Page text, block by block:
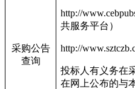
采购公告
查询
http://
共服务平台）
http://
投标人有义务在
在网上公布的与